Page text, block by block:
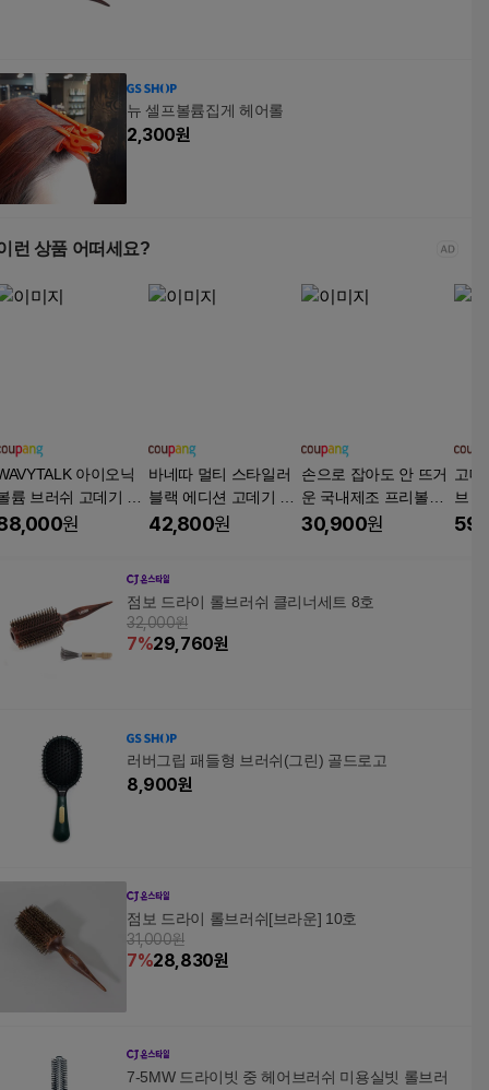
뉴 셀프볼륨집게 헤어롤
2,300원
런 상품 어떠세요?
아이오닉
륨 브러쉬 고데기 블
우아웃 Thermal Bru
원
바네따 멀티 스타일러
블랙 에디션 고데기 Q-
002, 블랙, Q-002
42,800원
손으로 잡아도 안 뜨거
운 국내제조 프리볼트
피닉스 헤어 볼륨 고데
30,900원
고데
브
기,
점보 드라이 롤브러쉬 클리너세트 8호
32,000원
7%29,760원
러버그립 패들형 브러쉬(그린) 골드로고
8,900원
점보 드라이 롤브러쉬[브라운] 10호
31,000원
7%28,830원
7-5MW 드라이빗 중 헤어브러쉬 미용실빗 롤브러